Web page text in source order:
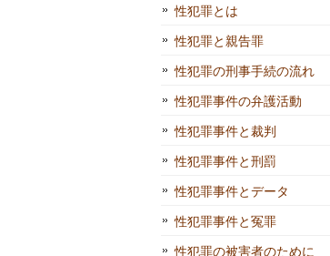
性犯罪とは
性犯罪と親告罪
性犯罪の刑事手続の流れ
性犯罪事件の弁護活動
性犯罪事件と裁判
性犯罪事件と刑罰
性犯罪事件とデータ
性犯罪事件と冤罪
性犯罪の被害者のために